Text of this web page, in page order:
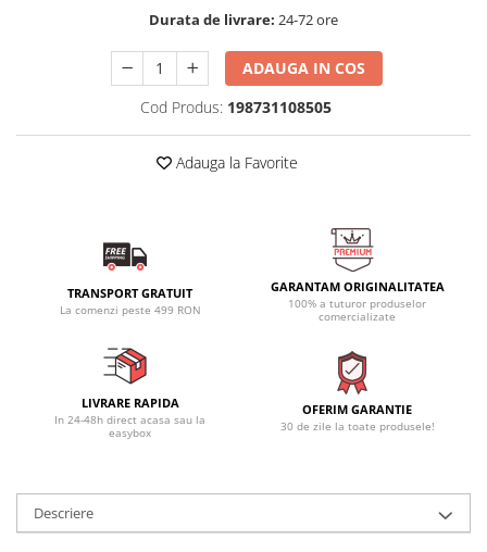
Durata de livrare: 24-72 ore
ADAUGA IN COS
Cod Produs: 198731108505
Adauga la Favorite
TRANSPORT GRATUIT
La comenzi peste 499 RON
GARANTAM ORIGINALITATEA
100% a tuturor produselor
comercializate
LIVRARE RAPIDA
In 24-48h direct acasa sau la
easybox
OFERIM GARANTIE
30 de zile la toate produsele!
Descriere